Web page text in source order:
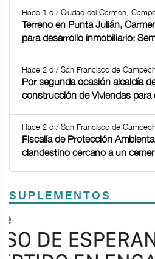
Hace 1 d / Ciudad del Carmen,
Terreno en Punta Julián,
para desarrollo inmobiliario:
Hace 2 d / San Francisco de
Por segunda ocasión alcaldía
construcción de Viviendas para
Hace 2 d / San Francisco de
Fiscalía de Protección
clandestino cercano a un
SUPLEMENTOS